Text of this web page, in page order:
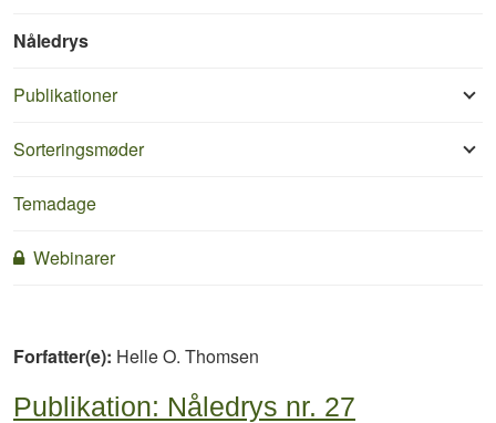
Nåledrys
Publikationer
Sorteringsmøder
Temadage
Webinarer
Forfatter(e): Helle O. Thomsen
Publikation: Nåledrys nr. 27